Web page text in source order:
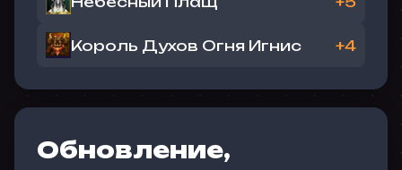
Король Духов Огня Игнис +4
Обновление,